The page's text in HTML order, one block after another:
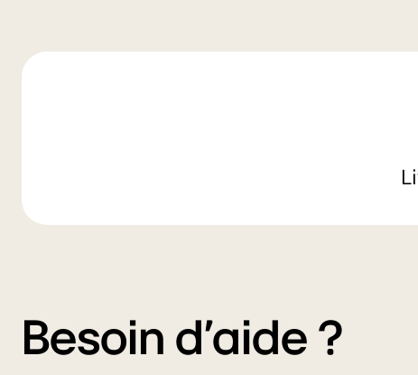
Besoin d'aide ?